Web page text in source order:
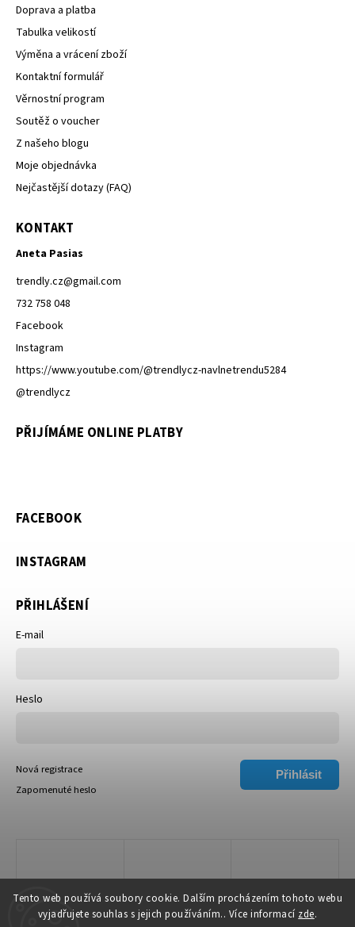
Tento web používá soubory cookie. Dalším procházením tohoto webu
vyjadřujete souhlas s jejich používáním.. Více informací zde.
Doprava a platba
Tabulka velikostí
Výměna a vrácení zboží
Kontaktní formulář
Věrnostní program
Soutěž o voucher
Z našeho blogu
Moje objednávka
Nejčastější dotazy (FAQ)
KONTAKT
Aneta Pasias
trendly.cz@gmail.com
732 758 048
Facebook
Instagram
https://www.youtube.com/@trendlycz-navlnetrendu5284
@trendlycz
PŘIJÍMÁME ONLINE PLATBY
FACEBOOK
INSTAGRAM
PŘIHLÁŠENÍ
E-mail
Heslo
Přihlásit
Nová registrace
Zapomenuté heslo